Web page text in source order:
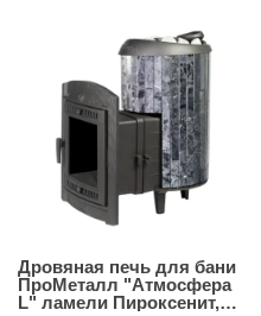
Дровяная печь для бани
ПроМеталл "Атмосфера
L" ламели Пироксенит,